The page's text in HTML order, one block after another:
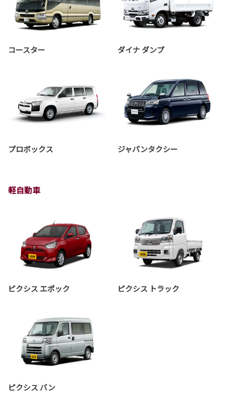
コースター ダイナ ダンプ
プロボックス ジャパンタクシー
軽自動車
ピクシス エポック ピクシス トラック
ピクシス バン